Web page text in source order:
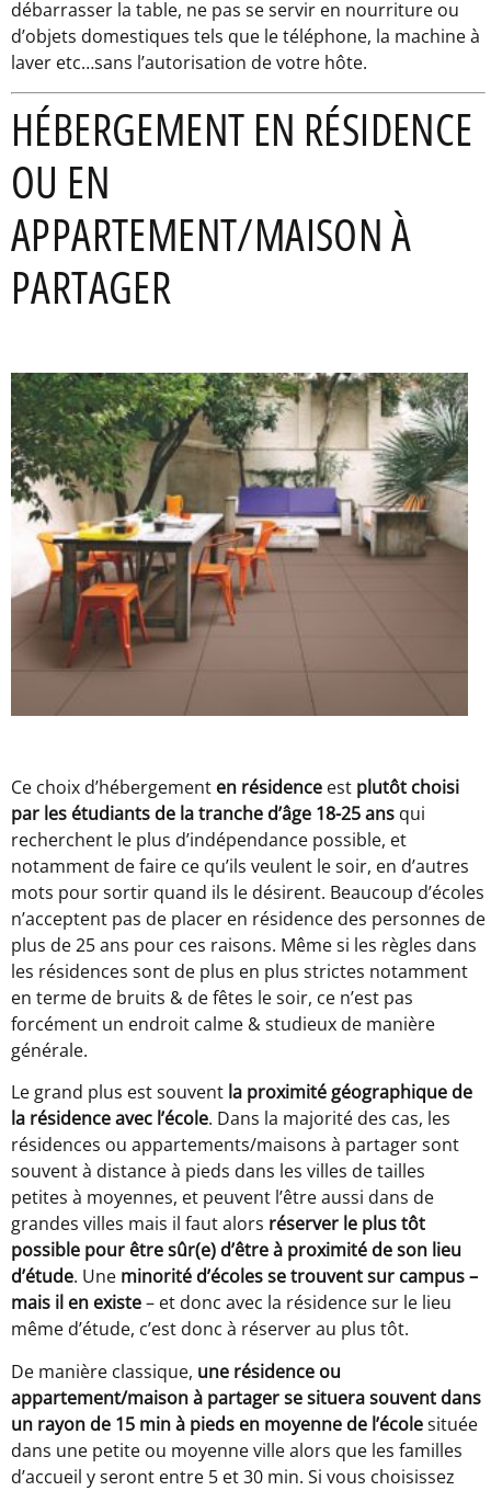
débarrasser la table, ne pas se servir en nourriture ou
d’objets domestiques tels que le téléphone, la machine à
laver etc…sans l’autorisation de votre hôte.
HÉBERGEMENT EN RÉSIDENCE
OU EN
APPARTEMENT/MAISON À
PARTAGER
Ce choix d’hébergement en résidence est plutôt choisi
par les étudiants de la tranche d’âge 18-25 ans qui
recherchent le plus d’indépendance possible, et
notamment de faire ce qu’ils veulent le soir, en d’autres
mots pour sortir quand ils le désirent. Beaucoup d’écoles
n’acceptent pas de placer en résidence des personnes de
plus de 25 ans pour ces raisons. Même si les règles dans
les résidences sont de plus en plus strictes notamment
en terme de bruits & de fêtes le soir, ce n’est pas
forcément un endroit calme & studieux de manière
générale.
Le grand plus est souvent la proximité géographique de
la résidence avec l’école. Dans la majorité des cas, les
résidences ou appartements/maisons à partager sont
souvent à distance à pieds dans les villes de tailles
petites à moyennes, et peuvent l’être aussi dans de
grandes villes mais il faut alors réserver le plus tôt
possible pour être sûr(e) d’être à proximité de son lieu
d’étude. Une minorité d’écoles se trouvent sur campus –
mais il en existe– et donc avec la résidence sur le lieu
même d’étude, c’est donc à réserver au plus tôt.
De manière classique, une résidence ou
appartement/maison à partager se situera souvent dans
un rayon de 15 min à pieds en moyenne de l’écolesituée
dans une petite ou moyenne ville alors que les familles
d’accueil y seront entre 5 et 30 min. Si vous choisissez